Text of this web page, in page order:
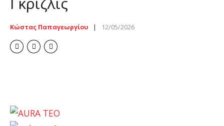
Κώστας Παπαγεωργίου 12/05/2026